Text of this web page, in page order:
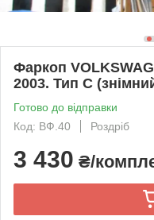
Фаркоп
2003. Тип С
Готово до відправки
Код: ВФ.40
Роздріб
3 430 ₴/